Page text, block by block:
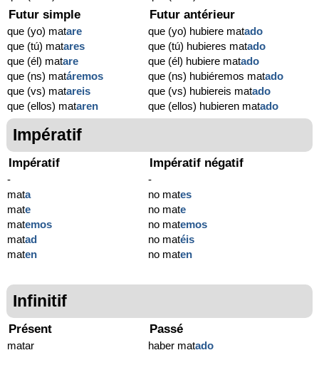
Futur simple
que (yo) matare
que (tú) matares
que (él) matare
que (ns) matáremos
que (vs) matareis
que (ellos) mataren
Futur antérieur
que (yo) hubiere matado
que (tú) hubieres matado
que (él) hubiere matado
que (ns) hubiéremos matado
que (vs) hubiereis matado
que (ellos) hubieren matado
Impératif
Impératif
-
mata
mate
matemos
matad
maten
Impératif négatif
-
no mates
no mate
no matemos
no matéis
no maten
Infinitif
Présent
matar
Passé
haber matado